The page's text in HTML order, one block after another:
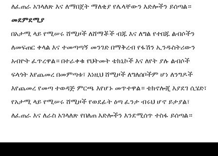
ለፈጠራ አገላለጽ እና ለማበጀት ማለቂያ የሌላቸውን እድሎችን ይሰጣል።
መደምደሚያ
በአታሚ ላይ የሚሠሩ ሸሚዞች ለሸማቾች ብጁ እና ለግል የተበጁ ልብሶችን
ለመፍጠር ቀላል እና ተመጣጣኝ መንገድ በማቅረብ የፋሽን ኢንዱስትሪውን
አብዮት ፈጥረዋል። በተራቀቁ የህትመት ቴክኒኮች እና ለየት ያሉ ልብሶች
ፍላጎት እየጨመረ በመምጣቱ፣ እነዚህ ሸሚዞች ለግለሰቦችም ሆነ ለንግዶች
እየጨመረ የመጣ ተወዳጅ ምርጫ እየሆኑ መጥተዋል። ቴክኖሎጂ እያደገ ሲሄድ፣
የአታሚ ላይ የሚሠሩ ሸሚዞች የወደፊት ዕጣ ፈንታ ብሩህ ሆኖ ይታያል፣
ለፈጠራ እና ለራስ አገላለጽ የበለጠ እድሎችን እንደሚሰጥ ተስፋ ይሰጣል።